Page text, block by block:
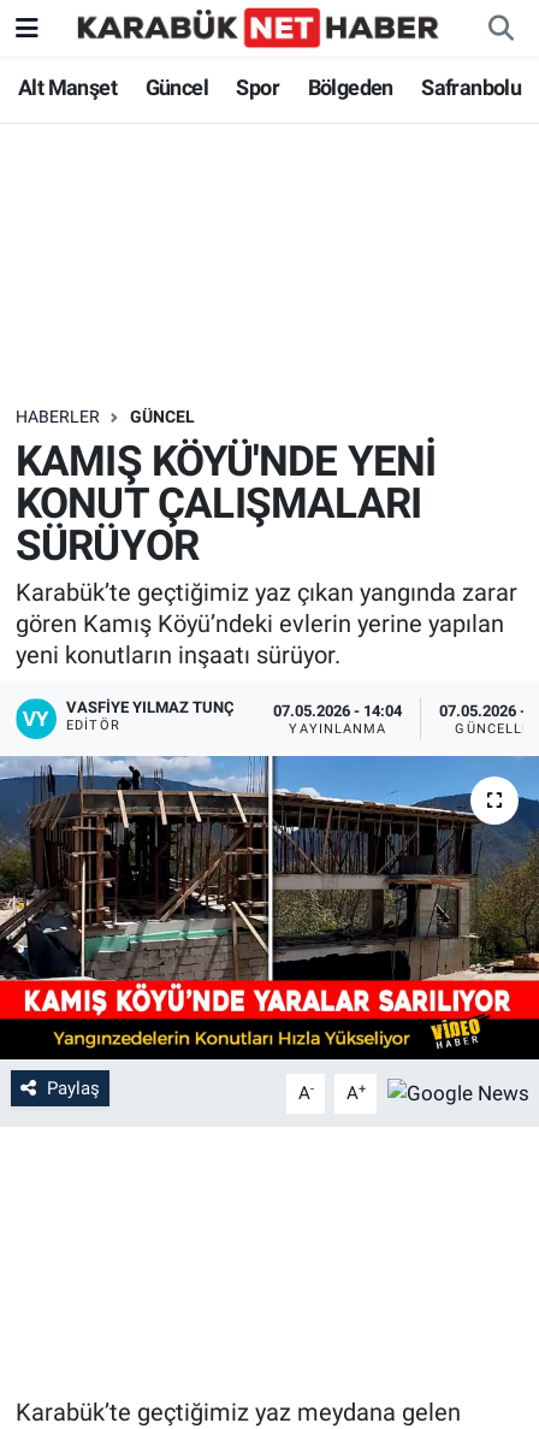
Alt Manşet Güncel Spor Bölgeden Safranbolu
HABERLER GÜNCEL
KAMIŞ KÖYÜ'NDE YENİ
KONUT ÇALIŞMALARI
SÜRÜYOR
Karabük’te geçtiğimiz yaz çıkan yangında zarar
gören Kamış Köyü’ndeki evlerin yerine yapılan
yeni konutların inşaatı sürüyor.
VASFIYE YILMAZ TUNÇ
EDITÖR
07.05.2026 - 14:04
YAYINLANMA
07.05.2026 -
Paylaş A- A+
Karabük’te geçtiğimiz yaz meydana gelen